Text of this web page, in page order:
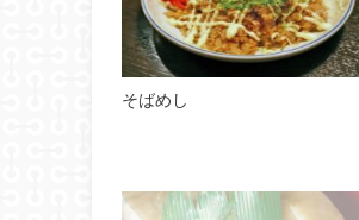
そばめし